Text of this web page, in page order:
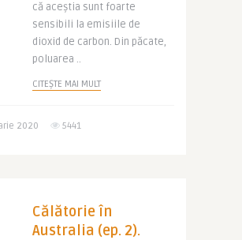
că aceștia sunt foarte
sensibili la emisiile de
dioxid de carbon. Din păcate,
poluarea ..
CITEȘTE MAI MULT
2020 5441
Călătorie în
Australia (ep. 2).